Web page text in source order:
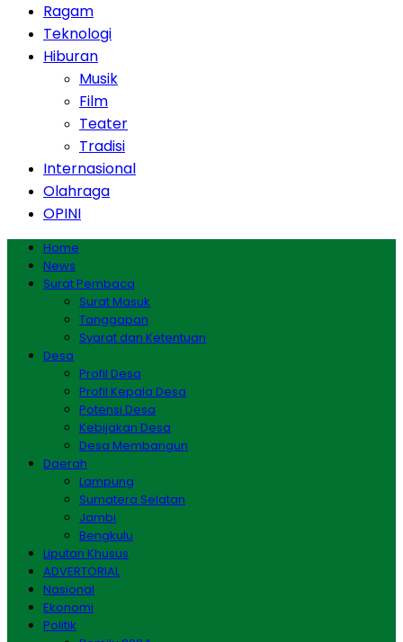
Ragam
Teknologi
Hiburan
Musik
Film
Teater
Tradisi
Internasional
Olahraga
OPINI
Home
News
Surat Pembaca
Surat Masuk
Tanggapan
Syarat dan Ketentuan
Desa
Profil Desa
Profil Kepala Desa
Potensi Desa
Kebijakan Desa
Desa Membangun
Daerah
Lampung
Sumatera Selatan
Jambi
Bengkulu
Liputan Khusus
ADVERTORIAL
Nasional
Ekonomi
Politik